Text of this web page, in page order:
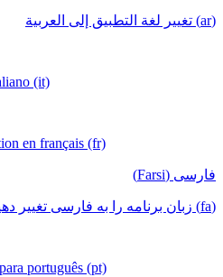
(ar) تغيير لغة التطبيق إلى العربية
(it)
en français (fr)
فارسی (Farsi)
(fa) زبان برنامه را به فارسی تغییر دهید
português (pt)